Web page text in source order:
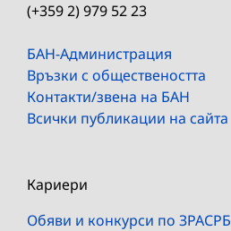
(+359 2) 979 52 23
БАН-Администрация
Връзки с обществеността
Контакти/звена на БАН
Всички публикации на сайта
Кариери
Обяви и конкурси по ЗРАСРБ